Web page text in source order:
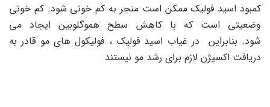
کمبود اسید فولیک ممکن است منجر به کم خونی شود. کم خونی
وضعیتی است که با کاهش سطح هموگلوبین ایجاد می
شود. بنابراین در غیاب اسید فولیک ، فولیکول های مو قادر به
دریافت اکسیژن لازم برای رشد مو نیستند